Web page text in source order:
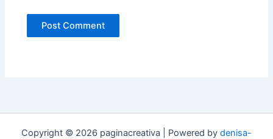
Copyright © 2026 paginacreativa | Powered by denisa-